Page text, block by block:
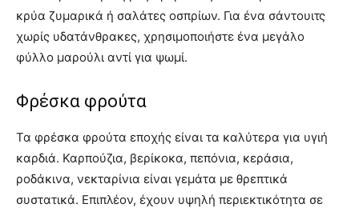
κρύα ζυμαρικά ή σαλάτες οσπρίων. Για ένα σάντουιτς
χωρίς υδατάνθρακες, χρησιμοποιήστε ένα μεγάλο
φύλλο μαρούλι αντί για ψωμί.
Φρέσκα φρούτα
Τα φρέσκα φρούτα εποχής είναι τα καλύτερα για υγιή
καρδιά. Καρπούζια, βερίκοκα, πεπόνια, κεράσια,
ροδάκινα, νεκταρίνια είναι γεμάτα με θρεπτικά
συστατικά. Επιπλέον, έχουν υψηλή περιεκτικότητα σε